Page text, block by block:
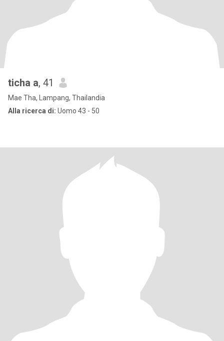
ticha a, 41
Mae Tha, Lampang, Thailandia
Alla ricerca di: Uomo 43 - 50